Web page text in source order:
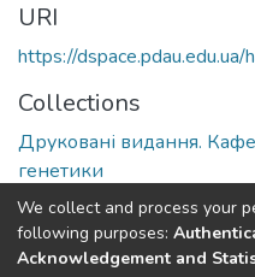
URI
https://
Collections
Друковані видання.
генетики
Full item page
We collect and process your
following purposes:
Acknowledgement and